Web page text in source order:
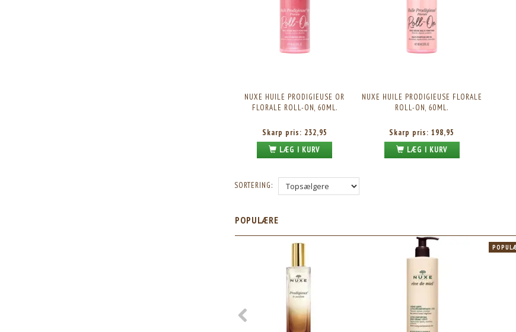
NUXE HUILE PRODIGIEUSE OR
FLORALE ROLL-ON, 60ML.
Skarp pris: 232,95
LÆG I KURV
NUXE HUILE PRODIGIEUSE FLORALE
ROLL-ON, 60ML.
Skarp pris:198,95
LÆG I KURV
SORTERING:
POPULÆRE